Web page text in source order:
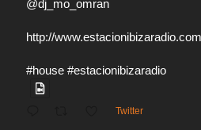
@dj_mo_omran
http://www.estacionibizaradio.com
#house #estacionibizaradio
Twitter